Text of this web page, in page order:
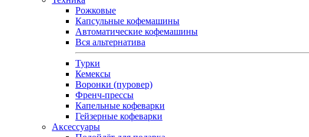
Рожковые
Капсульные кофемашины
Автоматические кофемашины
Вся альтернатива
Турки
Кемексы
Воронки (пуровер)
Френч-прессы
Капельные кофеварки
Гейзерные кофеварки
Аксессуары